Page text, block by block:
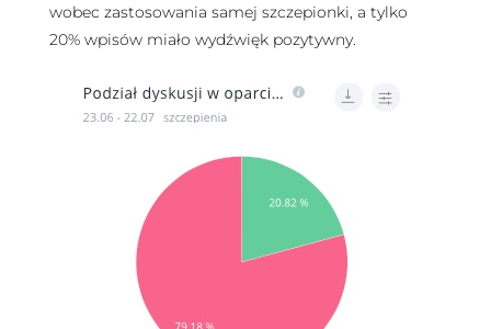
wobec zastosowania samej szczepionki, a tylko
20% wpisów miało wydźwięk pozytywny.